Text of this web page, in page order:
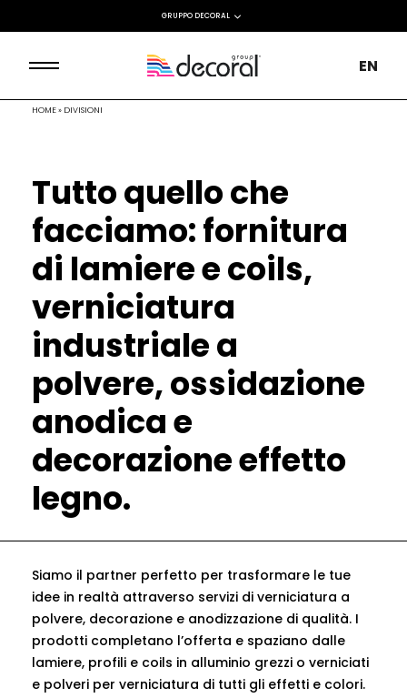
GRUPPO DECORAL
EN
HOME» DIVISIONI
Tutto quello che
facciamo: fornitura
di lamiere e coils,
verniciatura
industriale a
polvere, ossidazione
anodica e
decorazione effetto
legno.
Siamo il partner perfetto per trasformare le tue
idee in realtà attraverso servizi di verniciatura a
polvere, decorazione e anodizzazione di qualità. I
prodotti completano l’offerta e spaziano dalle
lamiere, profili e coils in alluminio grezzi o verniciati
e polveri per verniciatura di tutti gli effetti e colori.